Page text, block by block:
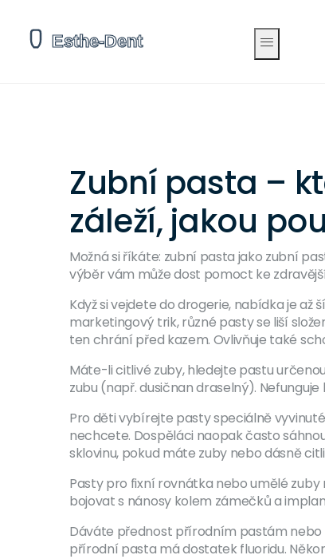
Zubní pasta –
záleží, jakou
Možná si říkáte: zubní pasta jako zubní
výběr vám může dost pomoct ke
Když si vejdete do drogerie, nabídka je až
marketingový trik, různé pasty se liší
ten chrání před kazem. Ovlivňuje také
Máte-li citlivé zuby, hledejte pastu
zubu (např. dusičnan draselný).
Pro děti vybírejte pasty speciálně
nechcete. Dospěláci naopak často
sklovinu, pokud máte zuby nebo dásně
Pasty pro fixní rovnátka nebo umělé
bojovat s nánosy kolem zámečků a
Dáváte přednost přírodním pastám nebo
přírodní pasta má dostatek fluoridu.